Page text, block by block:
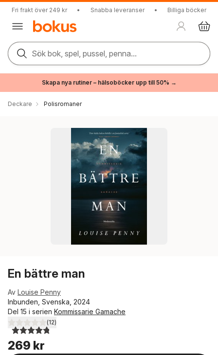
Fri frakt över 249 kr • Snabba leveranser • Billiga böcker
Sök bok, spel, pussel, penna...
Skapa nya rutiner – hälsoböcker upp till 50% →
Deckare Polisromaner
En bättre man
Av Louise Penny
Inbunden, Svenska, 2024
Del 15 i serien Kommissarie Gamache
4,8utav 5 stjärnor. Totalt antal röster:
(12)
269 kr